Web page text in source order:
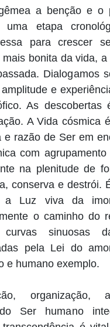
a benção e o
uma etapa
para crescer
bonita da vida, a
Dialogamos
e
As descobertas
A Vida cósmica
e razão de Ser em
com agrupamento
na plenitude de
conserva e destrói.
a Luz viva da
o caminho do
sinuosas
pela Lei do
e humano exemplo.
organização,
do Ser humano